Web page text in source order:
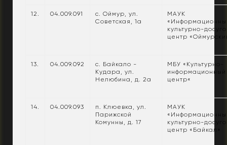
12. 04.009.091
с. Оймур, ул.
Советская, 1а
МАУК
культурно-
центр
13. 04.009.092
с. Байкало -
Кудара, ул.
Нелюбина, д. 2а
МБУ «Культурно-
информационный
центр«
14. 04.009.093
п. Клюевка, ул.
Парижской
Комунны, д. 17
МАУК
культурно-
центр «Байкал»